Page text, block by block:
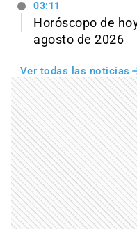
03:11
Horóscopo de
agosto de 2026
Ver todas las noticias